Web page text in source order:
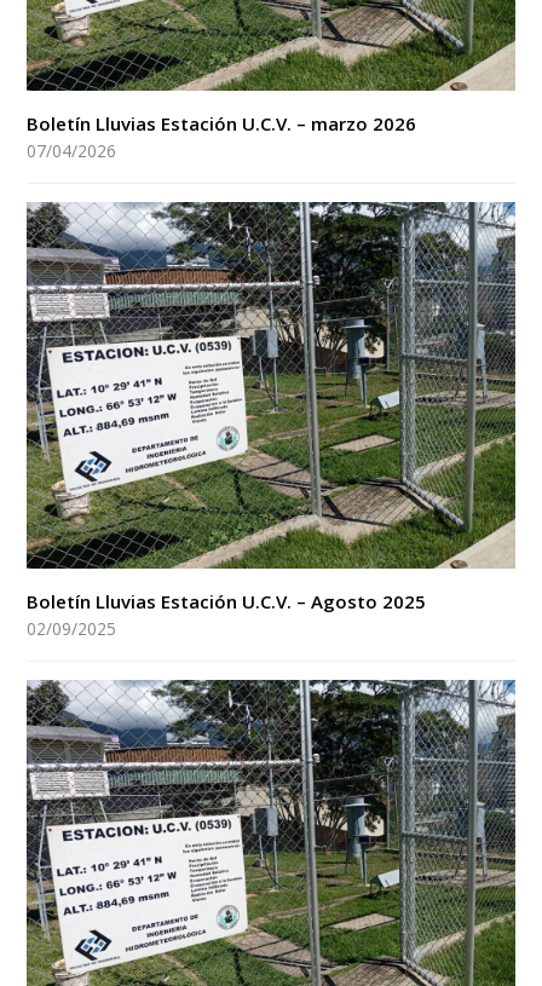
Boletín Lluvias Estación U.C.V. – marzo 2026
07/04/2026
Boletín Lluvias Estación U.C.V. – Agosto 2025
02/09/2025